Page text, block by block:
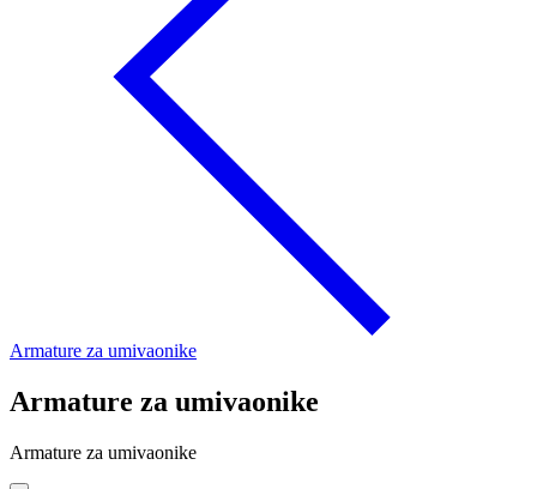
Armature za umivaonike
Armature za umivaonike
Armature za umivaonike